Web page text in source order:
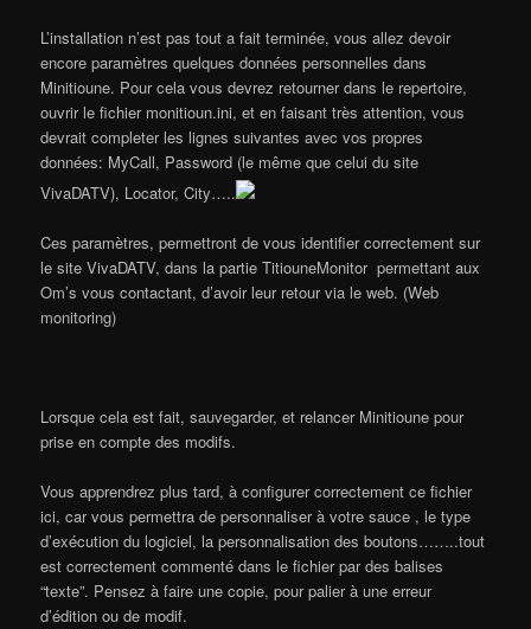
L’installation n’est pas tout a fait terminée, vous allez devoir
encore paramètres quelques données personnelles dans
Minitioune. Pour cela vous devrez retourner dans le repertoire,
ouvrir le fichier monitioun.ini, et en faisant très attention, vous
devrait completer les lignes suivantes avec vos propres
données: MyCall, Password (le même que celui du site
VivaDATV), Locator, City…..
Ces paramètres, permettront de vous identifier correctement sur
le site VivaDATV, dans la partie TitiouneMonitor permettant aux
Om’s vous contactant, d’avoir leur retour via le web. (Web
monitoring)
Lorsque cela est fait, sauvegarder, et relancer Minitioune pour
prise en compte des modifs.
Vous apprendrez plus tard, à configurer correctement ce fichier
ici, car vous permettra de personnaliser à votre sauce , le type
d’exécution du logiciel, la personnalisation des boutons……..tout
est correctement commenté dans le fichier par des balises
“texte”. Pensez à faire une copie, pour palier à une erreur
d’édition ou de modif.